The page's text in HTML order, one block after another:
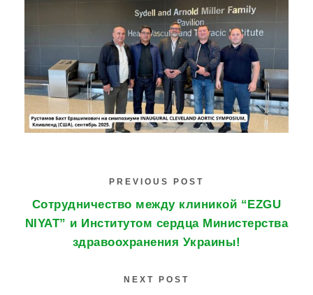
PREVIOUS POST
Сотрудничество между клиникой “EZGU
NIYAT” и Институтом сердца Министерства
здравоохранения Украины!
NEXT POST